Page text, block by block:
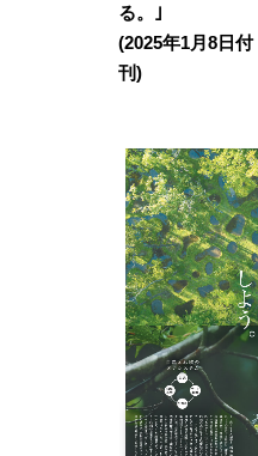
る。｣
(2025年1月8日
刊)